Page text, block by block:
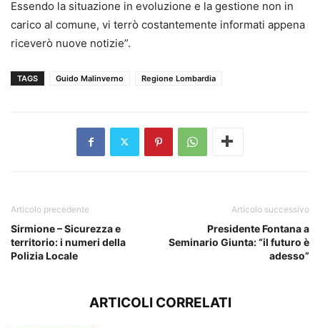
Essendo la situazione in evoluzione e la gestione non in
carico al comune, vi terrò costantemente informati appena
riceverò nuove notizie”.
TAGS Guido Malinverno Regione Lombardia
Articolo precedente
Sirmione – Sicurezza e
territorio: i numeri della
Polizia Locale
Articolo successivo
Presidente Fontana a
Seminario Giunta: “il futuro è
adesso”
ARTICOLI CORRELATI